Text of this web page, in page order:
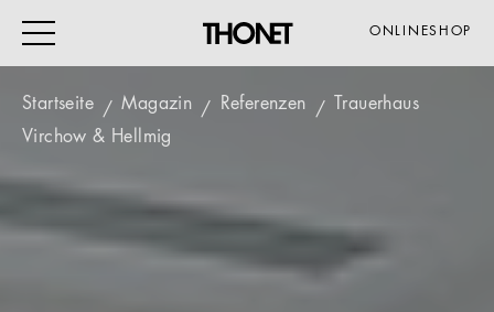
ONLINESHOP
ARBEITEN
WOHNEN
Startseite Magazin Referenzen
Trauerhaus
Virchow & Hellmig